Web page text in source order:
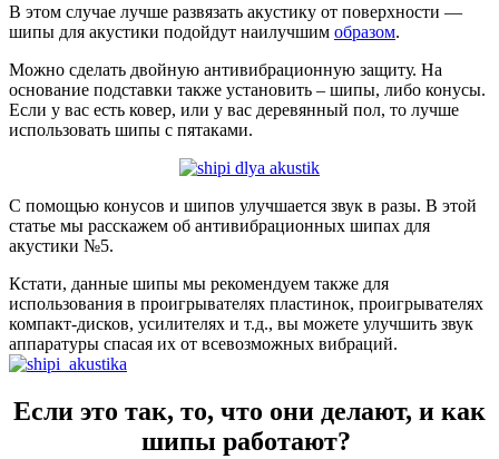
В этом случае лучше развязать акустику от поверхности —
шипы для акустики подойдут наилучшим образом.
Можно сделать двойную антивибрационную защиту. На
основание подставки также установить – шипы, либо конусы.
Если у вас есть ковер, или у вас деревянный пол, то лучше
использовать шипы с пятаками.
С помощью конусов и шипов улучшается звук в разы. В этой
статье мы расскажем об антивибрационных шипах для
акустики №5.
Кстати, данные шипы мы рекомендуем также для
использования в проигрывателях пластинок, проигрывателях
компакт-дисков, усилителях и т.д., вы можете улучшить звук
аппаратуры спасая их от всевозможных вибраций.
Если это так, то, что они делают, и как
шипы работают?